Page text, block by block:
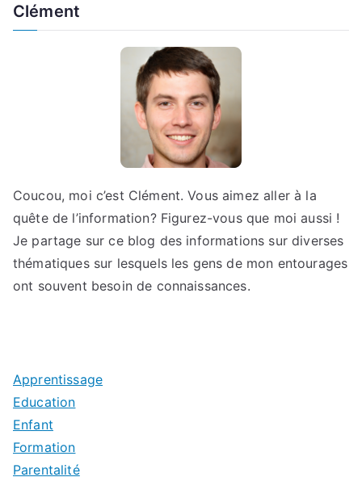
Clément
Coucou, moi c’est Clément. Vous aimez aller à la
quête de l’information? Figurez-vous que moi aussi !
Je partage sur ce blog des informations sur diverses
thématiques sur lesquels les gens de mon entourages
ont souvent besoin de connaissances.
Apprentissage
Education
Enfant
Formation
Parentalité